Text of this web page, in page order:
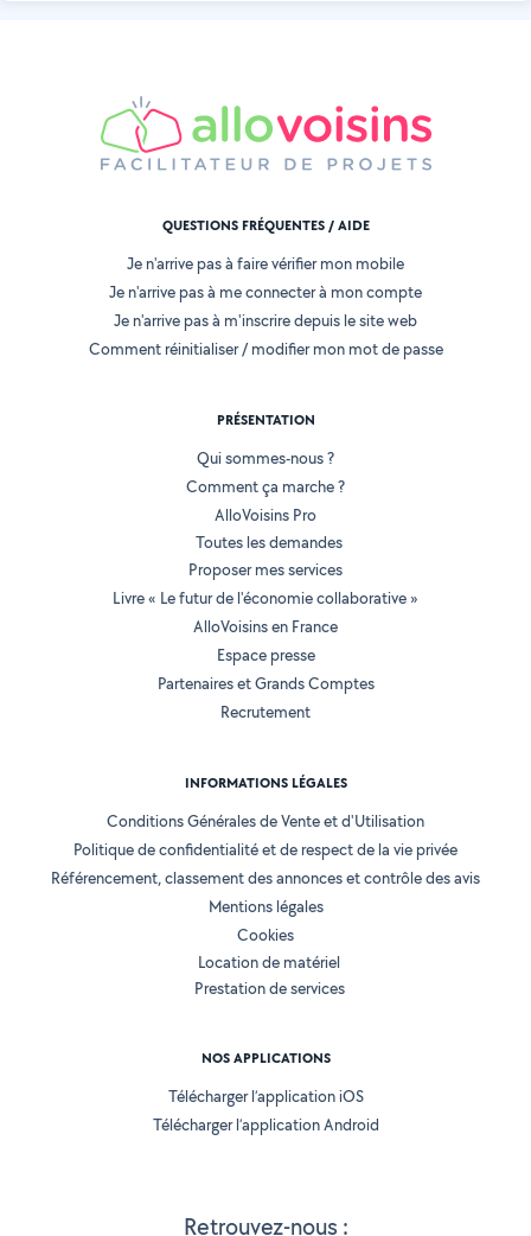
Retrouvez-nous :
QUESTIONS FRÉQUENTES / AIDE
Je n'arrive pas à faire vérifier mon mobile
Je n'arrive pas à me connecter à mon compte
Je n'arrive pas à m'inscrire depuis le site web
Comment réinitialiser / modifier mon mot de passe
PRÉSENTATION
Qui sommes-nous ?
Comment ça marche ?
AlloVoisins Pro
Toutes les demandes
Proposer mes services
Livre « Le futur de l'économie collaborative »
AlloVoisins en France
Espace presse
Partenaires et Grands Comptes
Recrutement
INFORMATIONS LÉGALES
Conditions Générales de Vente et d'Utilisation
Politique de confidentialité et de respect de la vie privée
Référencement, classement des annonces et contrôle des avis
Mentions légales
Cookies
Location de matériel
Prestation de services
NOS APPLICATIONS
Télécharger l’application iOS
Télécharger l’application Android